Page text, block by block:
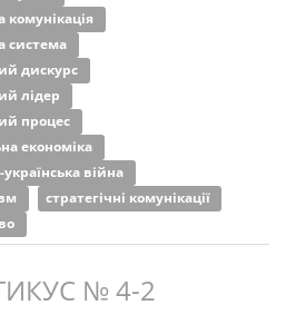
комунікація
система
дискурс
лідер
процес
економіка
українська війна
стратегічні комунікації
№ 4-2